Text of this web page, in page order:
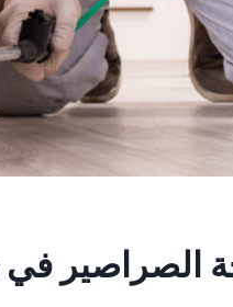
الصراصير في